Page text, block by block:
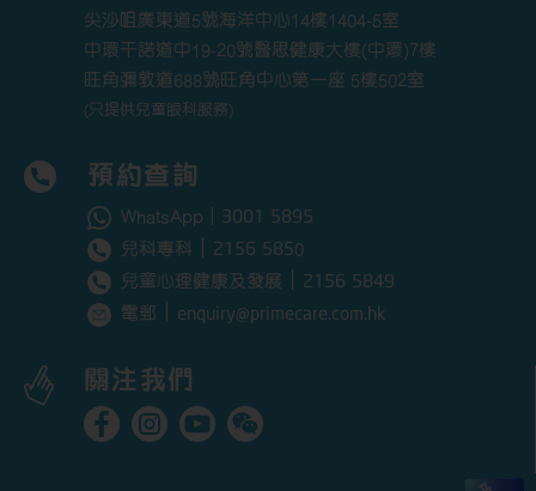
尖沙咀廣東道5號海洋中心14樓1404-5室
中環干諾道中19-20號醫思健康大樓(中環)7樓
旺角彌敦道688號旺角中心第一座 5樓502室
(只提供兒童眼科服務)
預約查詢
WhatsApp｜ 3001 5895
兒科專科 2156 5850
兒童心理健康及發展
2156 5849
電郵 enquiry@primecare.com.hk
關注我們